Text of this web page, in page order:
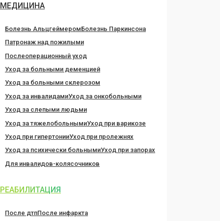
МЕДИЦИНА
Болезнь АльцгеймеромБолезнь Паркинсона
Патронаж над пожилыми
Послеоперационный уход
Уход за больными деменцией
Уход за больными склерозом
Уход за инвалидамиУход за онкобольными
Уход за слепыми людьми
Уход за тяжелобольнымиУход при варикозе
Уход при гипертонииУход при пролежнях
Уход за психически больнымиУход при запорах
Для инвалидов-колясочников
РЕАБИЛИТАЦИЯ
После дтпПосле инфаркта